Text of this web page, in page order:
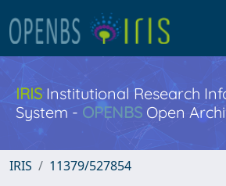
IRISInstitutional Research
System - OPENBS Open
IRIS 11379/527854